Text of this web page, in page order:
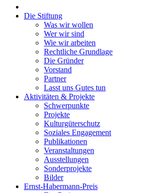
Die Stiftung
Was wir wollen
Wer wir sind
Wie wir arbeiten
Rechtliche Grundlage
Die Gründer
Vorstand
Partner
Lasst uns Gutes tun
Aktivitäten & Projekte
Schwerpunkte
Projekte
Kulturgüterschutz
Soziales Engagement
Publikationen
Veranstaltungen
Ausstellungen
Sonderprojekte
Bilder
Ernst-Habermann-Preis